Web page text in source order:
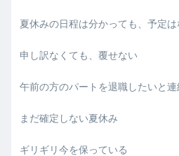
夏休みの日程は分かっても、予定は
申し訳なくても、覆せない
午前の方のパートを退職したいと連
まだ確定しない夏休み
ギリギリ今を保っている